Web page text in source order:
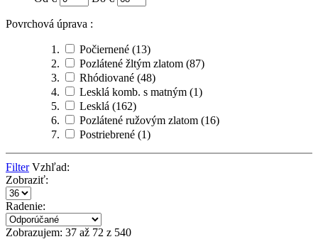
Povrchová úprava :
Počiernené (13)
Pozlátené žltým zlatom (87)
Rhódiované (48)
Lesklá komb. s matným (1)
Lesklá (162)
Pozlátené ružovým zlatom (16)
Postriebrené (1)
Filter Vzhľad:
Zobraziť:
Radenie:
Zobrazujem: 37 až 72 z 540